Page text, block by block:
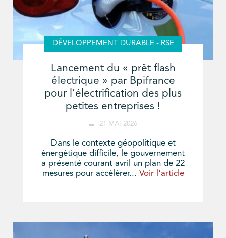
DÉVELOPPEMENT DURABLE - RSE
Lancement du « prêt flash
électrique » par Bpifrance
pour l’électrification des plus
petites entreprises !
21 MAI 2026
Dans le contexte géopolitique et
énergétique difficile, le gouvernement
a présenté courant avril un plan de 22
mesures pour accélérer... Voir l'article